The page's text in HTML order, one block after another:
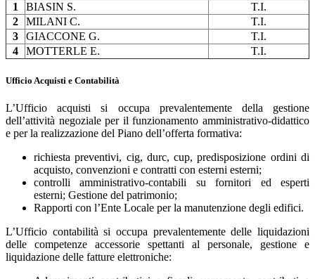
1
BIASIN S.
T.I.
2
MILANI C.
T.I.
3
GIACCONE G.
T.I.
4
MOTTERLE E. T.I.
Ufficio Acquisti e Contabilità
L’Ufficio acquisti si occupa prevalentemente della gestione
dell’attività negoziale per il funzionamento amministrativo-didattico
e per la realizzazione del Piano dell’offerta formativa:
richiesta preventivi, cig, durc, cup, predisposizione ordini di
acquisto, convenzioni e contratti con esterni esterni;
controlli amministrativo-contabili su fornitori ed esperti
esterni; Gestione del patrimonio;
Rapporti con l’Ente Locale per la manutenzione degli edifici.
L’Ufficio contabilità si occupa prevalentemente delle liquidazioni
delle competenze accessorie spettanti al personale, gestione e
liquidazione delle fatture elettroniche: